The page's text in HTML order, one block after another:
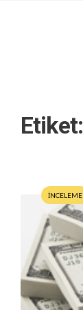
Etiket:
İNCELEME